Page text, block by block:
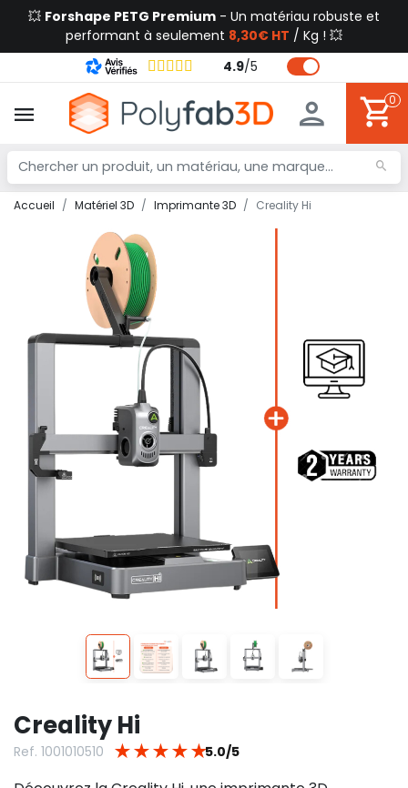
💥 Forshape PETG Premium - Un matériau robuste et
performant à seulement 8,30€ HT / Kg ! 💥
4.9/5
0
Accueil Matériel 3D Imprimante 3D Creality Hi
Creality Hi
Ref. 1001010510 ★ ★ ★ ★ ★5.0/5